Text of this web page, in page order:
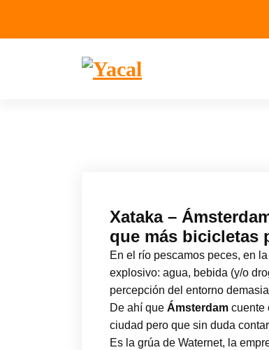
Xataka –
que más bicicletas
En el río pescamos peces, en
explosivo: agua, bebida (y/o
percepción del entorno
De ahí que Ámsterdam cuente
ciudad pero que sin duda
Es la grúa de Waternet, la